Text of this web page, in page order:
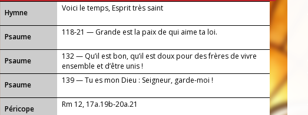
...
Hymne Voici le temps, Esprit très saint
Psaume 118-21 — Grande est la paix de qui aime ta loi.
Psaume
132 — Qu’il est bon, qu’il est doux pour des frères de vivre
ensemble et d’être unis !
Psaume
139 — Tu es mon Dieu : Seigneur, garde-moi !
Péricope Rm 12, 17a.19b-20a.21